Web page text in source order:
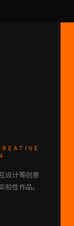
设计等创意
验性作品。